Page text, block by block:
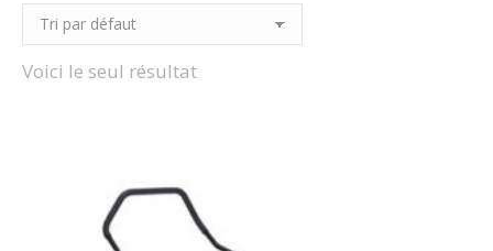
Voici le seul résultat